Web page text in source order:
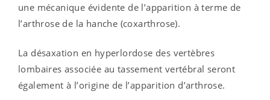
une mécanique évidente de l’apparition à terme de
l’arthrose de la hanche (coxarthrose).
La désaxation en hyperlordose des vertèbres
lombaires associée au tassement vertébral seront
également à l’origine de l’apparition d’arthrose.